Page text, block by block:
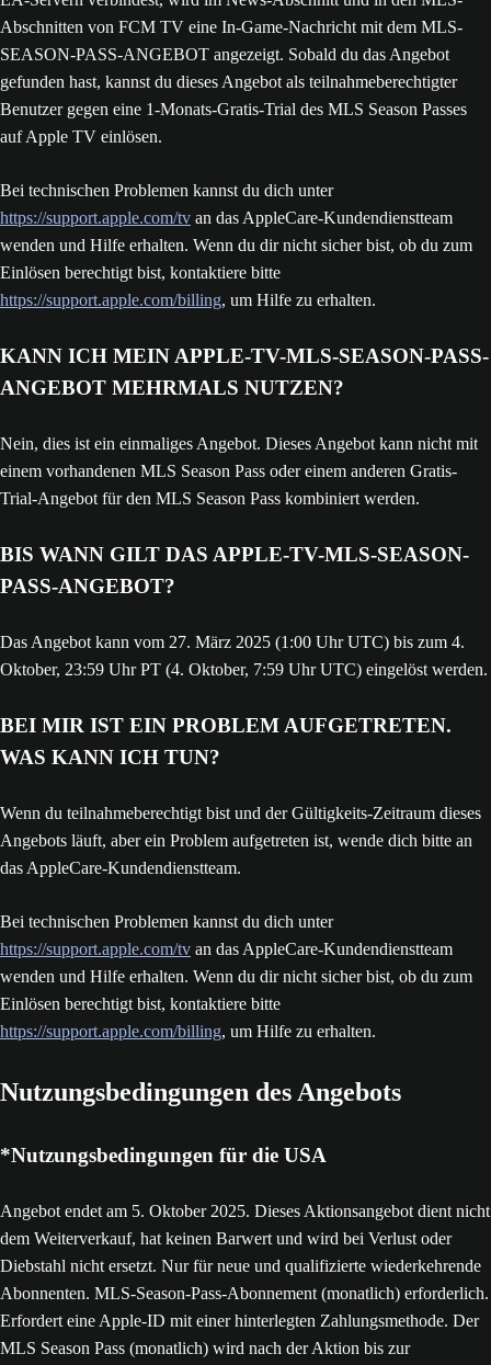
Abschnitten von FCM TV eine In-Game-Nachricht mit dem MLS-
SEASON-PASS-ANGEBOT angezeigt. Sobald du das Angebot
gefunden hast, kannst du dieses Angebot als teilnahmeberechtigter
Benutzer gegen eine 1-Monats-Gratis-Trial des MLS Season Passes
auf Apple TV einlösen.
Bei technischen Problemen kannst du dich unter
https://support.apple.com/tv an das AppleCare-Kundendienstteam
wenden und Hilfe erhalten. Wenn du dir nicht sicher bist, ob du zum
Einlösen berechtigt bist, kontaktiere bitte
https://support.apple.com/billing, um Hilfe zu erhalten.
KANN ICH MEIN APPLE-TV-MLS-SEASON-PASS-
ANGEBOT MEHRMALS NUTZEN?
Nein, dies ist ein einmaliges Angebot. Dieses Angebot kann nicht mit
einem vorhandenen MLS Season Pass oder einem anderen Gratis-
Trial-Angebot für den MLS Season Pass kombiniert werden.
BIS WANN GILT DAS APPLE-TV-MLS-SEASON-
PASS-ANGEBOT?
Das Angebot kann vom 27. März 2025 (1:00 Uhr UTC) bis zum 4.
Oktober, 23:59 Uhr PT (4. Oktober, 7:59 Uhr UTC) eingelöst werden.
BEI MIR IST EIN PROBLEM AUFGETRETEN.
WAS KANN ICH TUN?
Wenn du teilnahmeberechtigt bist und der Gültigkeits-Zeitraum dieses
Angebots läuft, aber ein Problem aufgetreten ist, wende dich bitte an
das AppleCare-Kundendienstteam.
Bei technischen Problemen kannst du dich unter
https://support.apple.com/tv an das AppleCare-Kundendienstteam
wenden und Hilfe erhalten. Wenn du dir nicht sicher bist, ob du zum
Einlösen berechtigt bist, kontaktiere bitte
https://support.apple.com/billing, um Hilfe zu erhalten.
Nutzungsbedingungen des Angebots
*Nutzungsbedingungen für die USA
Angebot endet am 5. Oktober 2025. Dieses Aktionsangebot dient nicht
dem Weiterverkauf, hat keinen Barwert und wird bei Verlust oder
Diebstahl nicht ersetzt. Nur für neue und qualifizierte wiederkehrende
Abonnenten. MLS-Season-Pass-Abonnement (monatlich) erforderlich.
Erfordert eine Apple-ID mit einer hinterlegten Zahlungsmethode. Der
MLS Season Pass (monatlich) wird nach der Aktion bis zur